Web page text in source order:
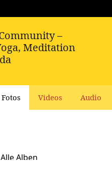
Fotos Videos Audio
Alle Alben